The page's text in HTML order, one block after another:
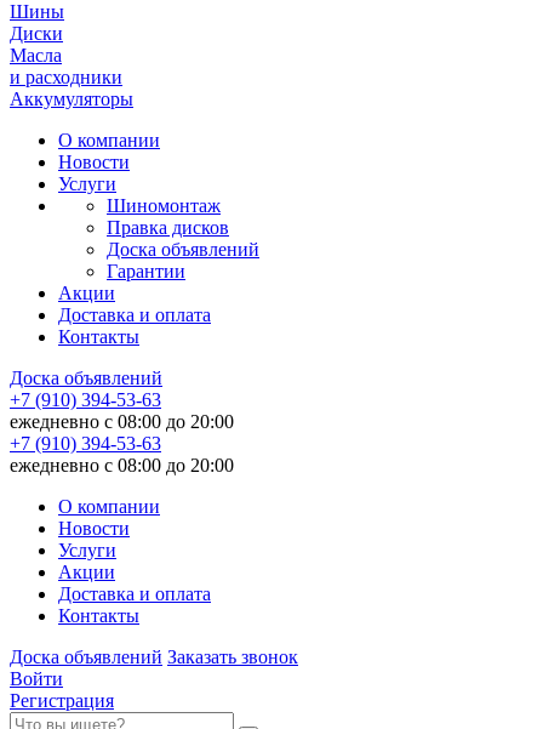
Шины
Диски
Масла
и расходники
Аккумуляторы
О компании
Новости
Услуги
Шиномонтаж
Правка дисков
Доска объявлений
Гарантии
Акции
Доставка и оплата
Контакты
Доска объявлений
+7 (910) 394-53-63
ежедневно с 08:00 до 20:00
+7 (910) 394-53-63
ежедневно с 08:00 до 20:00
О компании
Новости
Услуги
Акции
Доставка и оплата
Контакты
Доска объявлений Заказать звонок
Войти
Регистрация